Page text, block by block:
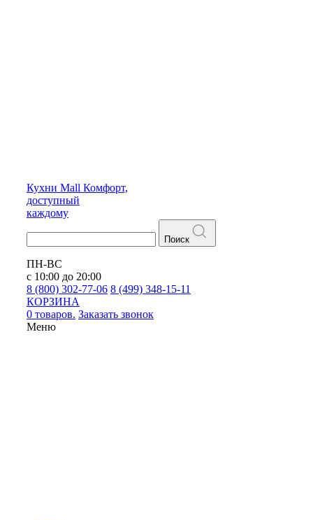
Кухни Mall Комфорт,
доступный
каждому
Поиск
ПН-ВС
с 10:00 до 20:00
8 (800) 302-77-06 8 (499) 348-15-11
КОРЗИНА
0 товаров. Заказать звонок
Меню